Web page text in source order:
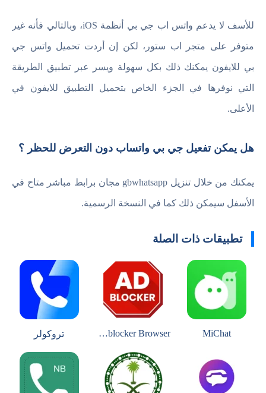
للأسف لا يدعم واتس اب جي بي أنظمة iOS، وبالتالي فأنه غير
متوفر على متجر اب ستور، لكن إن أردت تحميل واتس جي
بي للايفون يمكنك ذلك بكل سهولة ويسر عبر تطبيق الطريقة
التي نوفرها في الجزء الخاص بتحميل التطبيق للايفون في
الأعلى.
هل يمكن تفعيل جي بي واتساب دون التعرض للحظر ؟
يمكنك من خلال تنزيل gbwhatsapp مجان برابط مباشر متاح في
الأسفل سيمكن ذلك كما في النسخة الرسمية.
تطبيقات ذات الصلة
MiChat
Free Adblocker Browser تروكولر